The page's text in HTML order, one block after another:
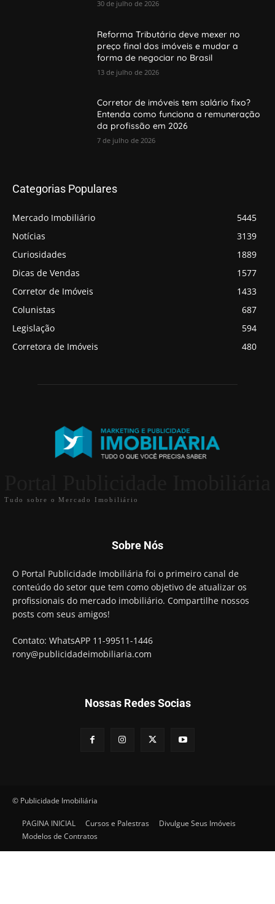
30 de julho de 2026
Reforma Tributária deve mexer no
preço final dos imóveis e mudar a
forma de negociar no Brasil
13 de julho de 2026
Corretor de imóveis tem salário fixo?
Entenda como funciona a remuneração
da profissão em 2026
7 de julho de 2026
Categorias Populares
Mercado Imobiliário
5445
Notícias
3139
Curiosidades
1889
Dicas de Vendas
1577
Corretor de Imóveis
1433
Colunistas
687
Legislação
594
Corretora de Imóveis
480
Tudo sobre o Mercado Imobiliário
Sobre Nós
O Portal Publicidade Imobiliária foi o primeiro canal de
conteúdo do setor que tem como objetivo de atualizar os
profissionais do mercado imobiliário. Compartilhe nossos
posts com seus amigos!
Contato: WhatsAPP 11-99511-1446
rony@publicidadeimobiliaria.com
Nossas Redes Socias
© Publicidade Imobiliária
PAGINA INICIAL Cursos e Palestras
Divulgue Seus Imóveis
Modelos de Contratos